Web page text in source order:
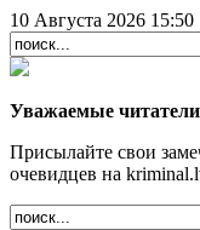
10 Августа 2026 15:50
Уважаемые
Присылайте свои
очевидцев на